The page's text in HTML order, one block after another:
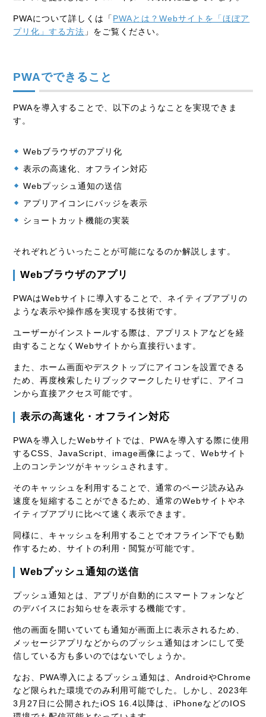
PWAについて詳しくは「 PWAとは？Webサイトを「ほぼア
プリ化」する方法 」をご覧ください。
PWAでできること
PWAを導入することで、以下のようなことを実現できま
す。
Webブラウザのアプリ化
表示の高速化、オフライン対応
Webプッシュ通知の送信
アプリアイコンにバッジを表示
ショートカット機能の実装
それぞれどういったことが可能になるのか解説します。
Webブラウザのアプリ
PWAはWebサイトに導入することで、ネイティブアプリの
ような表示や操作感を実現する技術です。
ユーザーがインストールする際は、アプリストアなどを経
由することなくWebサイトから直接行います。
また、ホーム画面やデスクトップにアイコンを設置できる
ため、再度検索したりブックマークしたりせずに、アイコ
ンから直接アクセス可能です。
表示の高速化・オフライン対応
PWAを導入したWebサイトでは、PWAを導入する際に使用
するCSS、JavaScript、image画像によって、Webサイト
上のコンテンツがキャッシュされます。
そのキャッシュを利用することで、通常のページ読み込み
速度を短縮することができるため、通常のWebサイトやネ
イティブアプリに比べて速く表示できます。
同様に、キャッシュを利用することでオフライン下でも動
作するため、サイトの利用・閲覧が可能です。
Webプッシュ通知の送信
プッシュ通知とは、アプリが自動的にスマートフォンなど
のデバイスにお知らせを表示する機能です。
他の画面を開いていても通知が画面上に表示されるため、
メッセージアプリなどからのプッシュ通知はオンにして受
信している方も多いのではないでしょうか。
なお、PWA導入によるプッシュ通知は、AndroidやChrome
など限られた環境でのみ利用可能でした。しかし、2023年
3月27日に公開されたiOS 16.4以降は、iPhoneなどのIOS